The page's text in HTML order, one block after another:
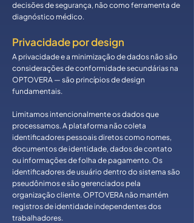
decisões de segurança, não como ferramenta de
diagnóstico médico.
Privacidade por design
A privacidade e a minimização de dados não são
considerações de conformidade secundárias na
OPTOVERA — são princípios de design
fundamentais.
Limitamos intencionalmente os dados que
processamos. A plataforma não coleta
identificadores pessoais diretos como nomes,
documentos de identidade, dados de contato
ou informações de folha de pagamento. Os
identificadores de usuário dentro do sistema são
pseudônimos e são gerenciados pela
organização cliente. OPTOVERA não mantém
registros de identidade independentes dos
trabalhadores.